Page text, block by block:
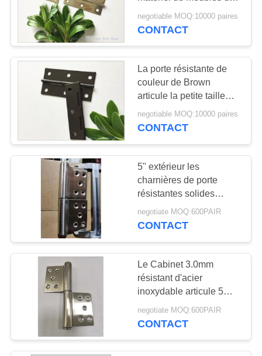
PRIVACY
POLICY
charnières de porte de
longévité élevée
negotiable MOQ:10000 paires
CONTACT
La porte résistante de
couleur de Brown
articule la petite taille
fixe de preuve de l'eau
de Pin
negotiable MOQ:10000 paires
CONTACT
5" extérieur les
charnières de porte
résistantes solides
solubles marquent
inoxydable en acier
negotiate MOQ:600PAIR
CONTACT
Le Cabinet 3.0mm
résistant d'acier
inoxydable articule 5
pouces
negotiate MOQ:600PAIR
CONTACT